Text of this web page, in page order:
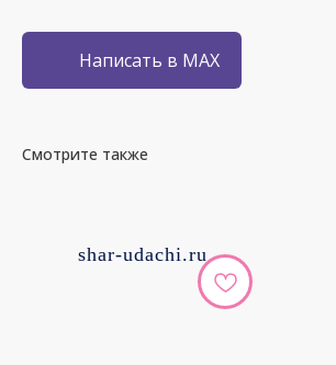
Написать в MAX
Смотрите также
shar-udachi.ru